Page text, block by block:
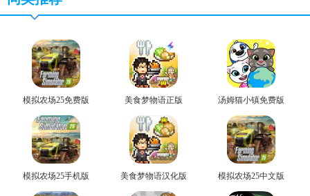
模拟农场25免费版 美食梦物语正版 汤姆猫小镇免费版
模拟农场25手机版 美食梦物语汉化版 模拟农场25中文版